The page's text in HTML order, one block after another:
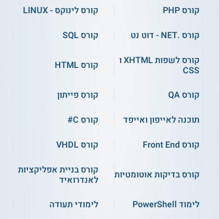
מבוא לשפת פייתון טיפוסי נתונים
תכנות מונחה עצמים תנאים מקוננים
משתנים וההבדלים
ועוד
המרצה בקורס תכנות בשפת פייתון היא בוגרת קורס תכנות
המידע ובתחום התכנות. בנוסף, היא בעלת תואר בהנדסת תעשייה
וניהול, מטעם אוניברסיטת תל אביב.
על מוסד הלימוד
המסלולים המוצעים ניתן לציין
קורס תכנות בשפת Java
קורס PHP
קורס לינוקס - LINUX
קורס .NET - דוט נט
קורס SQL
קורס לשפות XHTML ו
CSS
קורס HTML
קורס QA
קורס פייתון
תוכנה לאייפון ואייפד
קורס C#
קורס Front End
קורס VHDL
קורס בדיקות אוטומטיות
קורס בניית אפליקציות
לאנדרואיד
לימוד PowerShell
לימודי תעודה